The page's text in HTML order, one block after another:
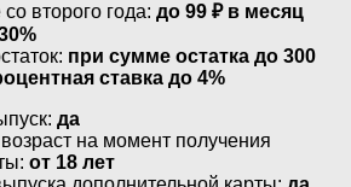
второго года: до 99 ₽ в месяц
при сумме остатка до 300
ставка до 4%
да
на момент получения
от 18 лет